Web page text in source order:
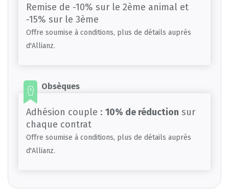
Remise de -10% sur le 2ème animal et
-15% sur le 3ème
Offre soumise à conditions, plus de détails auprès
d'Allianz.
Obsèques
Adhésion couple : 10% de réduction sur
chaque contrat
Offre soumise à conditions, plus de détails auprès
d'Allianz.